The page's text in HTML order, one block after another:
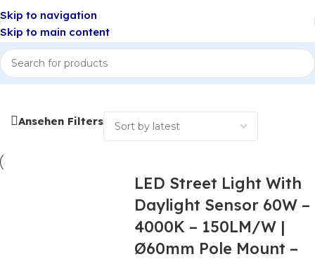
Skip to navigation
Skip to main content
/LED Street Lights/LED Street Light with Daylight Sensor
Ansehen Filters
LED Street Light With
Daylight Sensor 60W –
4000K – 150LM/W |
Ø60mm Pole Mount –